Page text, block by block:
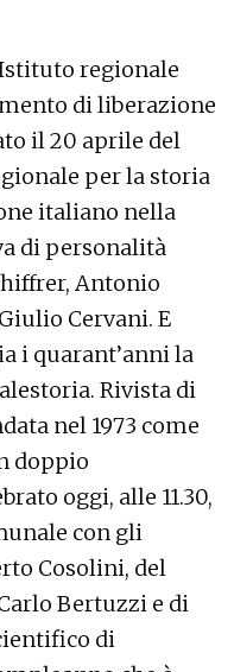
regionale
di liberazione
il 20 aprile del
per la storia
italiano nella
di personalità
Antonio
Cervani. E
i quarant’anni la
Rivista di
nel 1973 come
doppio
oggi, alle 11.30,
con gli
Cosolini, del
Bertuzzi e di
di